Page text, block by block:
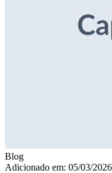
Blog
Adicionado em: 05/03/2026